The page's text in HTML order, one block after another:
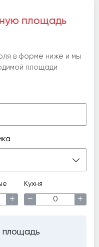
площадь
в форме ниже и мы
площади
+
Кухня
− +
площадь